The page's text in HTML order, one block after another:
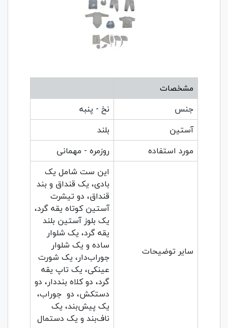
مشخصات
جنس
نخ - پنبه
آستین
بلند
مورد استفاده
روزمره - مهمانی
سایر توضیحات
این ست شامل یک
بادی، یک قنداق و بند
قنداق، دو تیشرت
آستین کوتاه یقه گرد،
یک بلوز آستین بلند
یقه گرد، یک شلوار
ساده و یک شلوار
جوراب‌دار، یک شورت
عینکی، یک تاپ یقه
گرد، دو کلاه بند‌دار، دو
دستکش، دو جوراب،
یک پیش‌بند، یک
ناف‌بند و یک دستمال